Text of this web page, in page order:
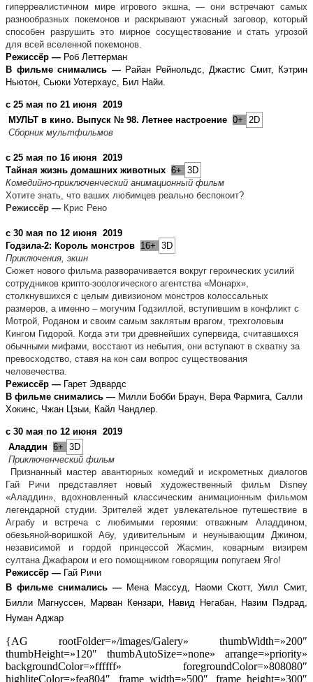
гиперреалистичном мире игрового экшна, — они встречают самых
разнообразных покемонов и раскрывают ужасный заговор, который
способен разрушить это мирное сосуществование и стать угрозой
для всей вселенной покемонов.
Режиссёр — Роб Леттерман
В фильме снимались — Райан Рейнольдс, Джастис Смит, Кэтрин
Ньютон, Сьюки Уотерхаус, Бил Найи.
с 25 мая по 21 июня 2019
МУЛЬТ в кино. Выпуск № 98. Летнее настроение 0+
2D
Сборник мультфильмов
с 25 мая по 16 июня 2019
Тайная жизнь домашних животных 6+ 3D
Комедийно-приключенческий анимационный фильм
Хотите знать, что ваших любимцев реально беспокоит?
Режиссёр — Крис Рено
с 30 мая по 12 июня 2019
Годзила-2: Король монстров 16+ 3D
Приключения, экшн
Сюжет нового фильма разворачивается вокруг героических усилий
сотрудников крипто-зоологического агентства «Монарх»,
столкнувшихся с целым дивизионом монстров колоссальных
размеров, а именно – могучим Годзиллой, вступившим в конфликт с
Мотрой, Роданом и своим самым заклятым врагом, трехголовым
Кингом Гидорой. Когда эти три древнейших супервида, считавшихся
обычными мифами, восстают из небытия, они вступают в схватку за
превосходство, ставя на кон сам вопрос существования
человечества.
Режиссёр — Гарет Эдвардс
В фильме снимались — Милли Бобби Браун, Вера Фармига, Салли
Хокинс, Чжан Цзыи, Кайл Чандлер.
с 30 мая по 12 июня 2019
Аладдин 6+ 3D
Приключенческий фильм
Признанный мастер авантюрных комедий и искрометных диалогов
Гай Ричи представляет новый художественный фильм Disney
«Аладдин», вдохновленный классическим анимационным фильмом
легендарной студии. Зрителей ждет увлекательное путешествие в
Аграбу и встреча с любимыми героями: отважным Аладдином,
обезьяной-воришкой Абу, удивительным и неунывающим Джином,
независимой и гордой принцессой Жасмин, коварным визирем
султана Джафаром и его помощником говорящим попугаем Яго!
Режиссёр — Гай Ричи
В фильме снимались — Мена Массуд, Наоми Скотт, Уилл Смит,
Билли Магнуссен, Марван Кензари, Навид Негабан, Назим Пэдрад,
Нуман Аджар
{AG rootFolder=»/images/Galery» thumbWidth=»200″
thumbHeight=»120″ thumbAutoSize=»none» arrange=»priority»
backgroundColor=»ffffff» foregroundColor=»808080″
highliteColor=»fea804″ frame_width=»500″ frame_height=»300″